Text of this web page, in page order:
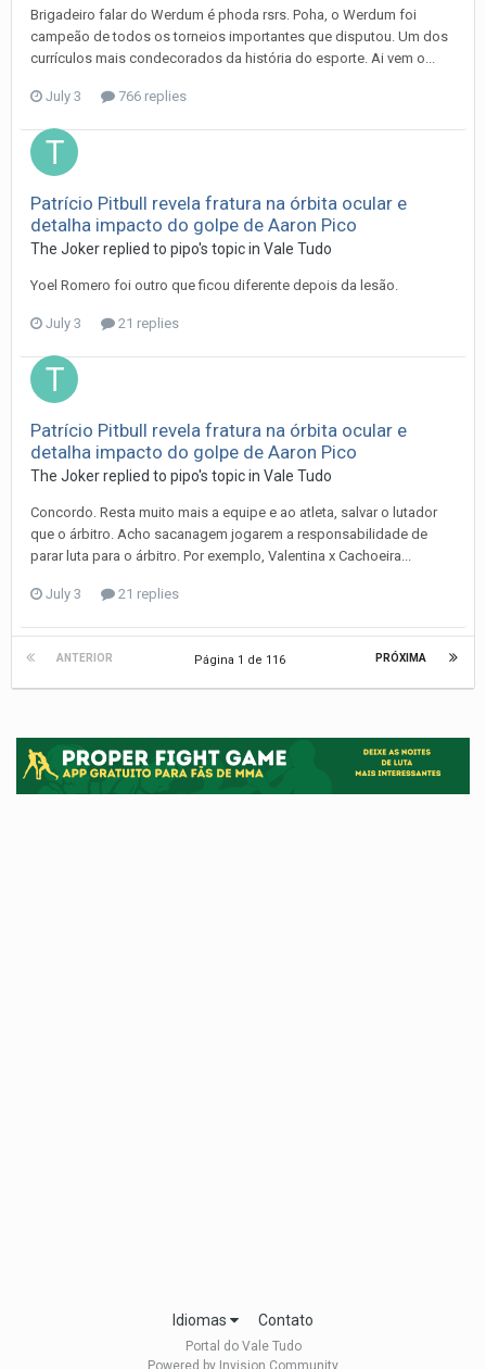
Brigadeiro falar do Werdum é phoda rsrs. Poha, o Werdum foi
campeão de todos os torneios importantes que disputou. Um dos
currículos mais condecorados da história do esporte. Ai vem o...
July 3 766 replies
Patrício Pitbull revela fratura na órbita ocular e
detalha impacto do golpe de Aaron Pico
The Jokerreplied to pipo's topic in Vale Tudo
Yoel Romero foi outro que ficou diferente depois da lesão.
July 3 21 replies
Patrício Pitbull revela fratura na órbita ocular e
detalha impacto do golpe de Aaron Pico
The Jokerreplied to pipo's topic in Vale Tudo
Concordo. Resta muito mais a equipe e ao atleta, salvar o lutador
que o árbitro. Acho sacanagem jogarem a responsabilidade de
parar luta para o árbitro. Por exemplo, Valentina x Cachoeira...
July 3 21 replies
ANTERIOR PRÓXIMA
Página 1 de 116
Idiomas Contato
Portal do Vale Tudo
Powered by Invision Community